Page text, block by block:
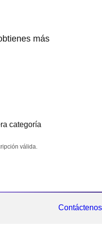
más
categoría
válida.
Contáctenos